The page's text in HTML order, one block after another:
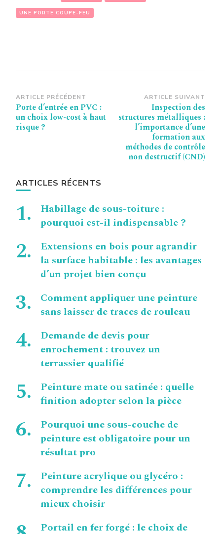
UNE PORTE COUPE-FEU
Navigation
d’article
ARTICLE PRÉCÉDENT
Porte d’entrée en PVC :
un choix low-cost à haut
risque ?
ARTICLE SUIVANT
Inspection des
structures métalliques :
l’importance d’une
formation aux
méthodes de contrôle
non destructif (CND)
ARTICLES RÉCENTS
Habillage de sous-toiture :
pourquoi est-il indispensable ?
Extensions en bois pour agrandir
la surface habitable : les avantages
d’un projet bien conçu
Comment appliquer une peinture
sans laisser de traces de rouleau
Demande de devis pour
enrochement : trouvez un
terrassier qualifié
Peinture mate ou satinée : quelle
finition adopter selon la pièce
Pourquoi une sous-couche de
peinture est obligatoire pour un
résultat pro
Peinture acrylique ou glycéro :
comprendre les différences pour
mieux choisir
Portail en fer forgé : le choix de